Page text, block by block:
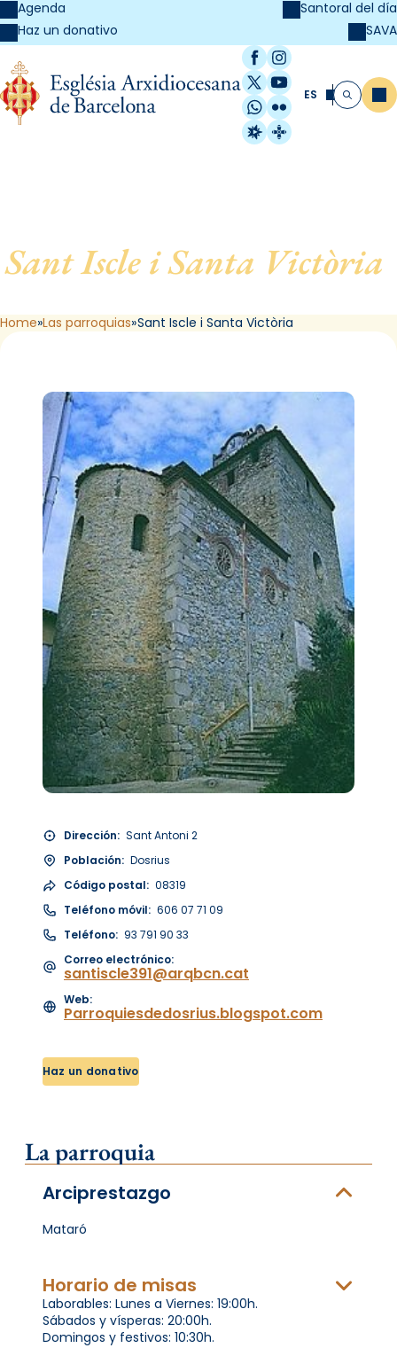
Agenda
Haz un donativo
Santoral del día
SAVA
Facebook
Instagram
X / Twitter
YouTube
WhatsApp
Flickr
Radio Estel
Catalunya
ES Buscar
Sant Iscle i Santa Victòria
Home Las parroquias Sant Iscle i Santa Victòria
Dirección: Sant Antoni 2
Población: Dosrius
Código postal: 08319
Teléfono móvil: 606 07 71 09
Teléfono: 93 791 90 33
Correo electrónico:
santiscle391@arqbcn.cat
Web:
Parroquiesdedosrius.blogspot.com
Haz un donativo
La parroquia
Arciprestazgo
Mataró
Horario de misas
Laborables: Lunes a Viernes: 19:00h.
Sábados y vísperas: 20:00h.
Domingos y festivos: 10:30h.